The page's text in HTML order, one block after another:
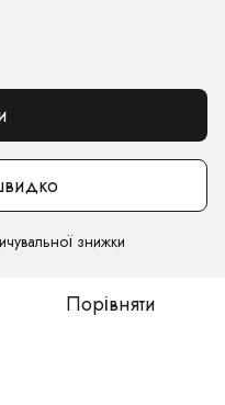
знижки
Порівняти